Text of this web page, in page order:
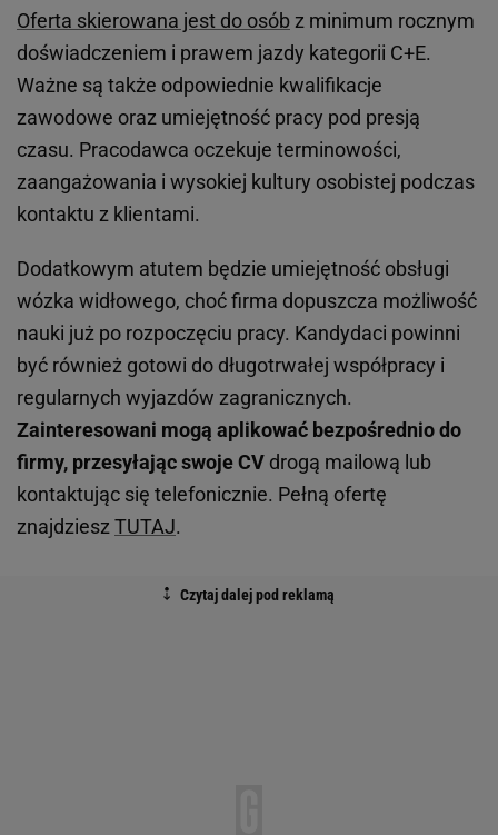
Oferta skierowana jest do osóbz minimum rocznym
doświadczeniem i prawem jazdy kategorii C+E.
Ważne są także odpowiednie kwalifikacje
zawodowe oraz umiejętność pracy pod presją
czasu. Pracodawca oczekuje terminowości,
zaangażowania i wysokiej kultury osobistej podczas
kontaktu z klientami.
Dodatkowym atutem będzie umiejętność obsługi
wózka widłowego, choć firma dopuszcza możliwość
nauki już po rozpoczęciu pracy. Kandydaci powinni
być również gotowi do długotrwałej współpracy i
regularnych wyjazdów zagranicznych.
Zainteresowani mogą aplikować bezpośrednio do
firmy, przesyłając swoje CV drogą mailową lub
kontaktując się telefonicznie. Pełną ofertę
znajdzieszTUTAJ.